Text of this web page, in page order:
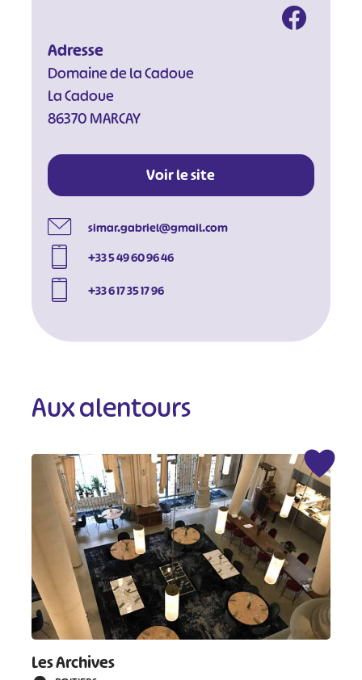
Adresse
Domaine de la Cadoue
La Cadoue
86370 MARCAY
Voir le site
simar.gabriel@gmail.com
+33 5 49 60 96 46
+33 6 17 35 17 96
Aux alentours
Les Archives